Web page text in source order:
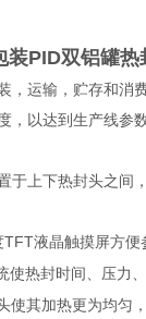
装PID双铝罐热
，运输，贮存和消
，以达到生产线参
于上下热封头之间
TFT液晶触摸屏方便
使热封时间、压力
使其加热更为均匀